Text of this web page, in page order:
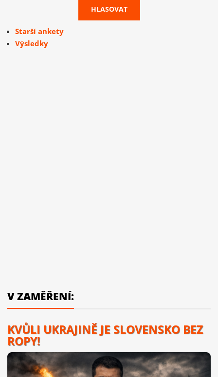
Starší ankety
Výsledky
V ZAMĚŘENÍ:
KVŮLI UKRAJINĚ JE SLOVENSKO BEZ
ROPY!